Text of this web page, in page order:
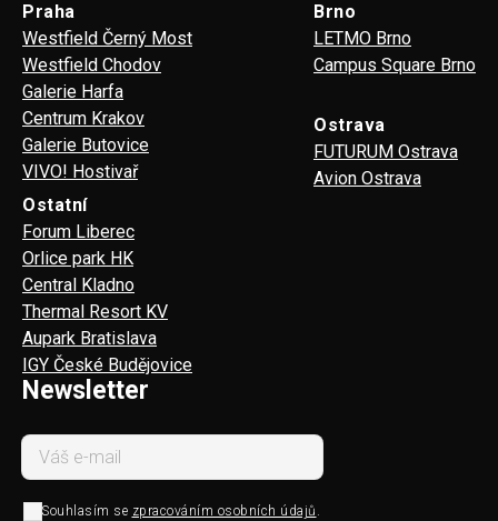
Praha
Westfield Černý Most
Westfield Chodov
Galerie Harfa
Centrum Krakov
Galerie Butovice
VIVO! Hostivař
Brno
LETMO Brno
Campus Square Brno
Ostrava
FUTURUM Ostrava
Avion Ostrava
Ostatní
Forum Liberec
Orlice park HK
Central Kladno
Thermal Resort KV
Aupark Bratislava
IGY České Budějovice
Newsletter
Souhlasím se zpracováním osobních údajů .